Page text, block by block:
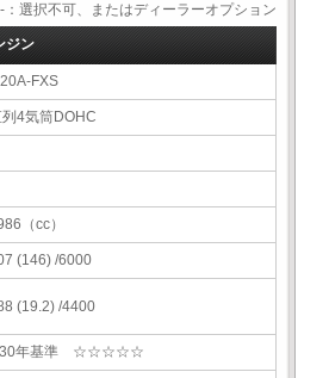
択不可、またはディーラーオプション
ジン
FXS
4気筒DOHC
（cc）
(146) /6000
(19.2) /4400
年基準 ☆☆☆☆☆